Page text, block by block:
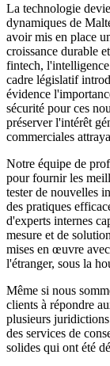
La technologie
dynamiques de
avoir mis en place
croissance durable
fintech,
cadre législatif
évidence
sécurité pour ces
préserver l'intérêt
commerciales
Notre équipe de
pour fournir les
tester de nouvelles
des pratiques
d'experts internes
mesure et de
mises en œuvre
l'étranger, sous la
Même si nous
clients à répondre
plusieurs
des services de
solides qui ont été